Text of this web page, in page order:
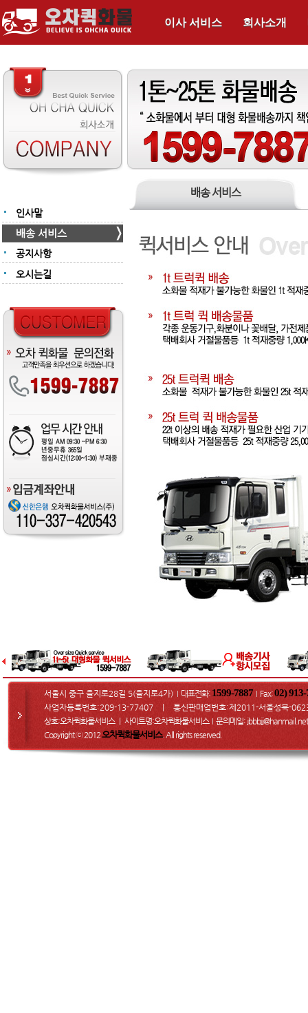
이사 서비스 회사소개
인사말
배송 서비스
공지사항
오시는길
배송 서비스
서울시 중구 을지로28길 5(을지로4가) I 대표전화: 1599-7887 I Fax:02)
사업자등록번호:209-13-77407 ㅣ 통신판매업번호:제2011-서울성북-
상호:오차퀵화물서비스 ㅣ 사이트명:오차퀵화물서비스 I 문의메일: jbbbjj@hanmail.net
Copyright ⓒ 2012오차퀵화물서비스. All rights reserved.